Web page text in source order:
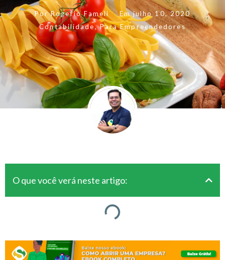
PorRogerio Fameli Em julho 10, 2020
Contabilidade,Para Empreendedores
O que você verá neste artigo: